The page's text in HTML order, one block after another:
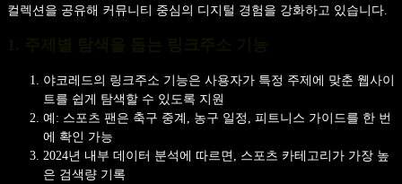
컬렉션을 공유해 커뮤니티 중심의 디지털 경험을 강화하고 있습니다.
야코레드의 링크주소 기능은 사용자가 특정 주제에 맞춘 웹사이
트를 쉽게 탐색할 수 있도록 지원
예: 스포츠 팬은 축구 중계, 농구 일정, 피트니스 가이드를 한 번
에 확인 가능
2024년 내부 데이터 분석에 따르면, 스포츠 카테고리가 가장 높
은 검색량 기록